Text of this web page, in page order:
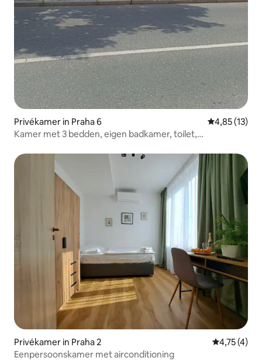
Privékamer in Praha 6 Gemiddelde
4,85 (13)
Kamer met 3 bedden, eigen badkamer, toilet,
Privékamer in Praha 2
4,75 (4)
Eenpersoonskamer met airconditioning